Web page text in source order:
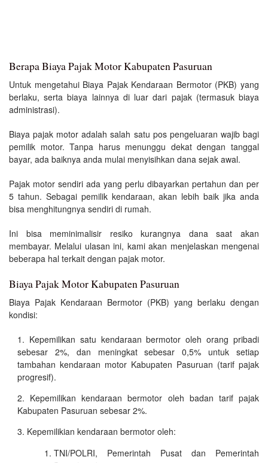
Berapa Biaya Pajak Motor Kabupaten Pasuruan
Untuk mengetahui Biaya Pajak Kendaraan Bermotor (PKB) yang
berlaku, serta biaya lainnya di luar dari pajak (termasuk biaya
administrasi).
Biaya pajak motor adalah salah satu pos pengeluaran wajib bagi
pemilik motor. Tanpa harus menunggu dekat dengan tanggal
bayar, ada baiknya anda mulai menyisihkan dana sejak awal.
Pajak motor sendiri ada yang perlu dibayarkan pertahun dan per
5 tahun. Sebagai pemilik kendaraan, akan lebih baik jika anda
bisa menghitungnya sendiri di rumah.
Ini bisa meminimalisir resiko kurangnya dana saat akan
membayar. Melalui ulasan ini, kami akan menjelaskan mengenai
beberapa hal terkait dengan pajak motor.
Biaya Pajak Motor Kabupaten Pasuruan
Biaya Pajak Kendaraan Bermotor (PKB) yang berlaku dengan
kondisi:
Kepemilikan satu kendaraan bermotor oleh orang pribadi
sebesar 2%, dan meningkat sebesar 0,5% untuk setiap
tambahan kendaraan motor Kabupaten Pasuruan (tarif pajak
progresif).
Kepemilikan kendaraan bermotor oleh badan tarif pajak
Kabupaten Pasuruan sebesar 2%.
Kepemilikian kendaraan bermotor oleh:
TNI/POLRI, Pemerintah Pusat dan Pemerintah